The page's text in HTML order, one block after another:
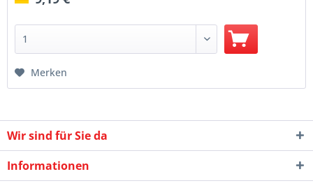
Merken
Wir sind für Sie da
Informationen